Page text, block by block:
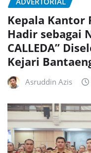
Kepala Kantor
Hadir sebagai
CALLEDA”
Kejari
Asruddin Azis